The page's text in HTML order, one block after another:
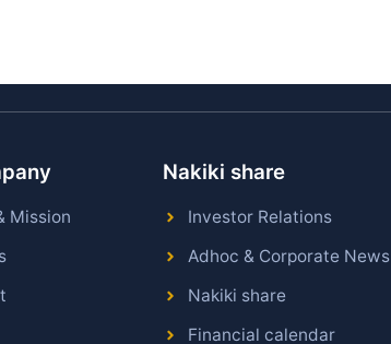
Mission
Nakiki share
Investor Relations
Adhoc & Corporate News
Nakiki share
Financial calendar